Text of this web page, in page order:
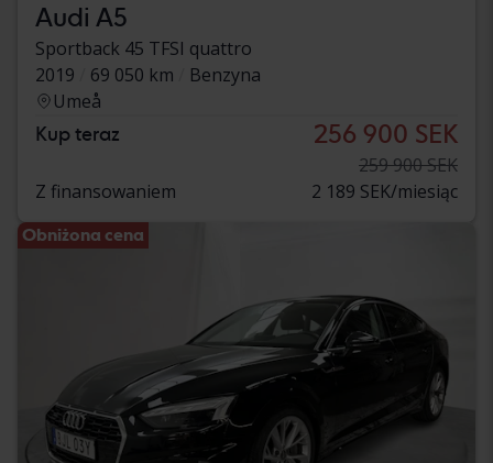
Audi A5
Sportback 45 TFSI quattro
2019
69 050 km
Benzyna
Umeå
Kup teraz 256 900 SEK
259 900 SEK
Z finansowaniem
2 189 SEK/miesiąc
Obniżona cena